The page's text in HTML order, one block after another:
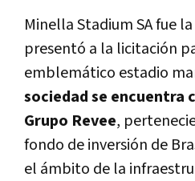
Minella Stadium SA fue
presentó a la licitación
emblemático estadio
sociedad se encuentra
Grupo Revee,
fondo de inversión de
el ámbito de la